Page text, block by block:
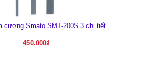
cương Smato SMT-200S 3 chi tiết
450.000₫